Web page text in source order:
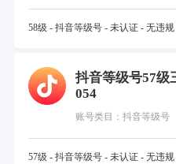
58级 - 抖音等级号 - 未认证 - 无违规
抖音等级号57级
054
账号类目：抖音等级号
57级 - 抖音等级号 - 未认证 - 无违规